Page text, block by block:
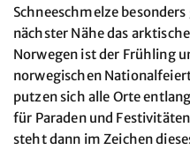
Schneeschmelze
nächster Nähe das
Norwegen ist der Frühling
norwegischen
putzen sich alle Orte
für Paraden und
steht dann im Zeichen